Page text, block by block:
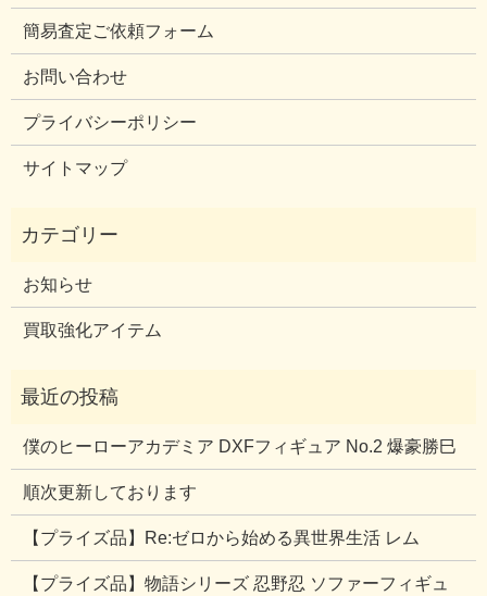
簡易査定ご依頼フォーム
お問い合わせ
プライバシーポリシー
サイトマップ
お知らせ
買取強化アイテム
僕のヒーローアカデミア DXFフィギュア No.2 爆豪勝巳
順次更新しております
【プライズ品】Re:ゼロから始める異世界生活 レム
【プライズ品】物語シリーズ 忍野忍 ソファーフィギュ